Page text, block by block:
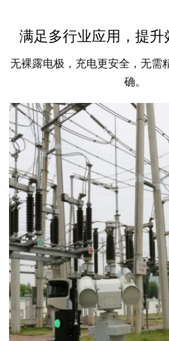
满足多行业应用，提升
无裸露电极，充电更安全，无需
确。